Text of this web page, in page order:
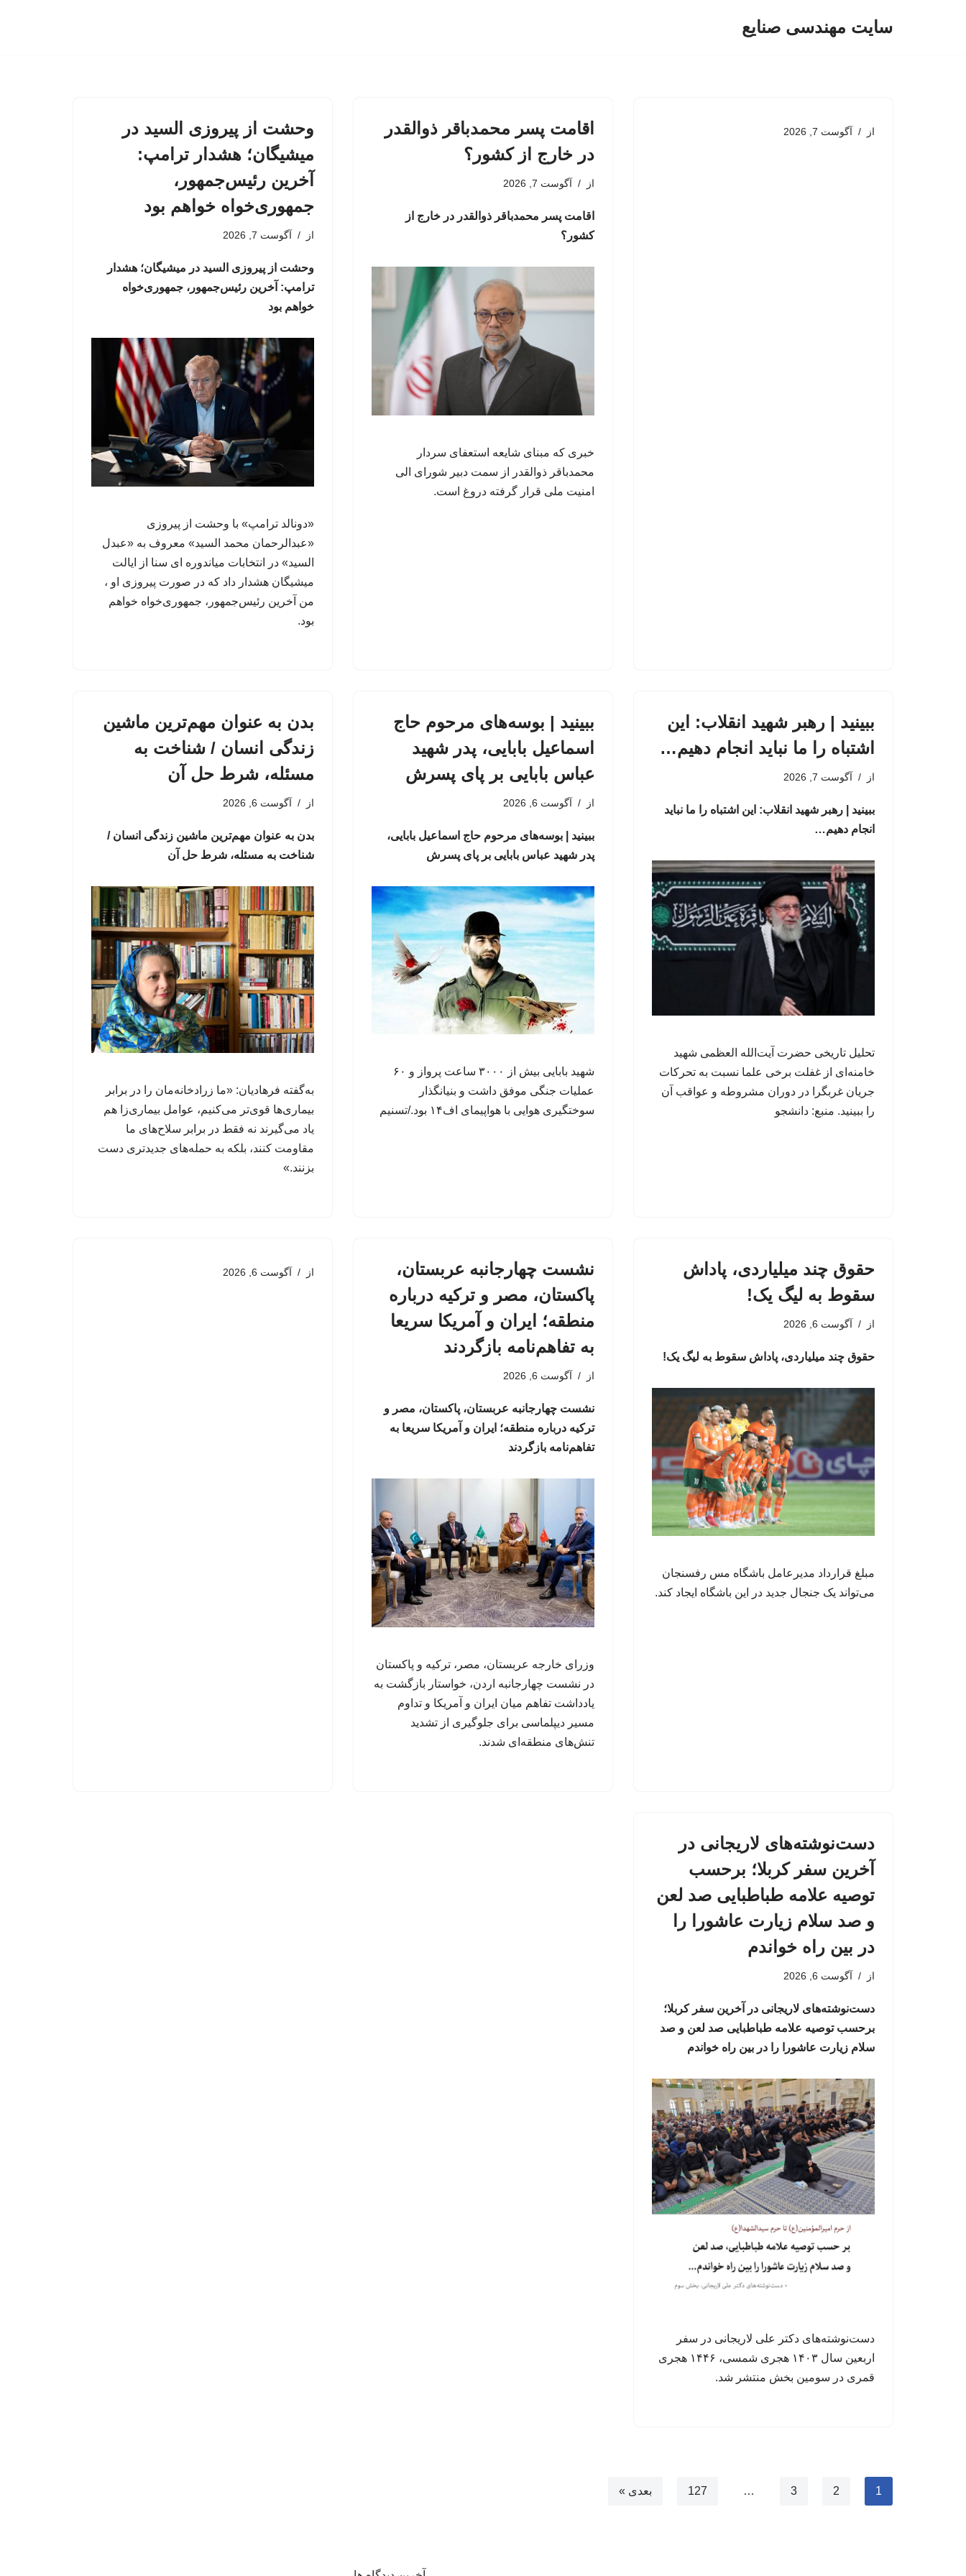
سایت مهندسی صنایع
از آگوست 7, 2026
اقامت پسر محمدباقر ذوالقدر
در خارج از کشور؟
از آگوست 7, 2026
اقامت پسر محمدباقر ذوالقدر در خارج از
کشور؟
خبری که مبنای شایعه استعفای سردار
محمدباقر ذوالقدر از سمت دبیر شورای الی
امنیت ملی قرار گرفته دروغ است.
وحشت از پیروزی السید در
میشیگان؛ هشدار ترامپ:
آخرین رئیس‌جمهور،
جمهوری‌خواه خواهم بود
از آگوست 7, 2026
وحشت از پیروزی السید در میشیگان؛ هشدار
ترامپ: آخرین رئیس‌جمهور، جمهوری‌خواه
خواهم بود
«دونالد ترامپ» با وحشت از پیروزی
«عبدالرحمان محمد السید» معروف به «عبدل
السید» در انتخابات میاندوره ای سنا از ایالت
میشیگان هشدار داد که در صورت پیروزی او ،
من آخرین رئیس‌جمهور، جمهوری‌‍‌خواه خواهم
بود.
ببینید | رهبر شهید انقلاب: این
اشتباه را ما نباید انجام دهیم…
از آگوست 7, 2026
ببینید | رهبر شهید انقلاب: این اشتباه را ما نباید
انجام دهیم…
تحلیل تاریخی حضرت آیت‌الله العظمی شهید
خامنه‌ای از غفلت برخی علما نسبت به تحرکات
جریان غربگرا در دوران مشروطه و عواقب آن
را ببینید. منبع: دانشجو
ببینید | بوسه‌های مرحوم حاج
اسماعیل بابایی، پدر شهید
عباس بابایی بر پای پسرش
از آگوست 6, 2026
ببینید | بوسه‌های مرحوم حاج اسماعیل بابایی،
پدر شهید عباس بابایی بر پای پسرش
شهید بابایی بیش از ۳۰۰۰ ساعت پرواز و ۶۰
عملیات جنگی موفق داشت و بنیانگذار
سوختگیری هوایی با هواپیمای اف۱۴ بود./تسنیم
بدن به عنوان مهم‌ترین ماشین
زندگی انسان / شناخت به
مسئله، شرط حل آن
از آگوست 6, 2026
بدن به عنوان مهم‌ترین ماشین زندگی انسان /
شناخت به مسئله، شرط حل آن
به‌گفته فرهادیان: «ما زرادخانه‌مان را در برابر
بیماری‌ها قوی‌تر می‌کنیم، عوامل‌ بیماری‌زا هم
یاد می‌گیرند نه فقط در برابر سلاح‌های ما
مقاومت کنند، بلکه به حمله‌های جدیدتری دست
بزنند.»
حقوق چند میلیاردی، پاداش
سقوط به لیگ یک!
از آگوست 6, 2026
حقوق چند میلیاردی، پاداش سقوط به لیگ یک!
مبلغ قرارداد مدیرعامل باشگاه مس رفسنجان
می‌تواند یک جنجال جدید در این باشگاه ایجاد کند.
نشست چهارجانبه عربستان،
پاکستان، مصر و ترکیه درباره
منطقه؛ ایران و آمریکا سریعا
به تفاهم‌نامه بازگردند
از آگوست 6, 2026
نشست چهارجانبه عربستان، پاکستان، مصر و
ترکیه درباره منطقه؛ ایران و آمریکا سریعا به
تفاهم‌نامه بازگردند
وزرای خارجه عربستان، مصر، ترکیه و پاکستان
در نشست چهارجانبه اردن، خواستار بازگشت به
یادداشت تفاهم میان ایران و آمریکا و تداوم
مسیر دیپلماسی برای جلوگیری از تشدید
تنش‌های منطقه‌ای شدند.
از آگوست 6, 2026
دست‌نوشته‌های لاریجانی در
آخرین سفر کربلا؛ برحسب
توصیه علامه طباطبایی صد لعن
و صد سلام زیارت عاشورا را
در بین راه خواندم
از آگوست 6, 2026
دست‌نوشته‌های لاریجانی در آخرین سفر کربلا؛
برحسب توصیه علامه طباطبایی صد لعن و صد
سلام زیارت عاشورا را در بین راه خواندم
دست‌نوشته‌های دکتر علی لاریجانی در سفر
اربعین سال ۱۴۰۳ هجری شمسی، ۱۴۴۶ هجری
قمری در سومین بخش منتشر شد.
1
2
3
…
127 بعدی »